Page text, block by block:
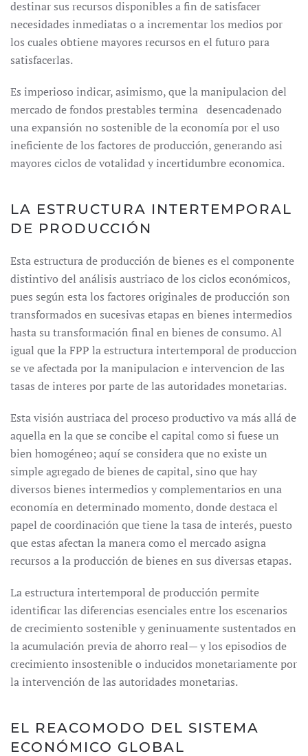
destinar sus recursos disponibles a fin de satisfacer
necesidades inmediatas o a incrementar los medios por
los cuales obtiene mayores recursos en el futuro para
satisfacerlas.
Es imperioso indicar, asimismo, que la manipulacion del
mercado de fondos prestables termina desencadenado
una expansión no sostenible de la economía por el uso
ineficiente de los factores de producción, generando asi
mayores ciclos de votalidad y incertidumbre economica.
LA ESTRUCTURA INTERTEMPORAL
DE PRODUCCIÓN
Esta estructura de producción de bienes es el componente
distintivo del análisis austriaco de los ciclos económicos,
pues según esta los factores originales de producción son
transformados en sucesivas etapas en bienes intermedios
hasta su transformación final en bienes de consumo. Al
igual que la FPP la estructura intertemporal de produccion
se ve afectada por la manipulacion e intervencion de las
tasas de interes por parte de las autoridades monetarias.
Esta visión austriaca del proceso productivo va más allá de
aquella en la que se concibe el capital como si fuese un
bien homogéneo; aquí se considera que no existe un
simple agregado de bienes de capital, sino que hay
diversos bienes intermedios y complementarios en una
economía en determinado momento, donde destaca el
papel de coordinación que tiene la tasa de interés, puesto
que estas afectan la manera como el mercado asigna
recursos a la producción de bienes en sus diversas etapas.
La estructura intertemporal de producción permite
identificar las diferencias esenciales entre los escenarios
de crecimiento sostenible y geninuamente sustentados en
la acumulación previa de ahorro real— y los episodios de
crecimiento insostenible o inducidos monetariamente por
la intervención de las autoridades monetarias.
EL REACOMODO DEL SISTEMA
ECONÓMICO GLOBAL